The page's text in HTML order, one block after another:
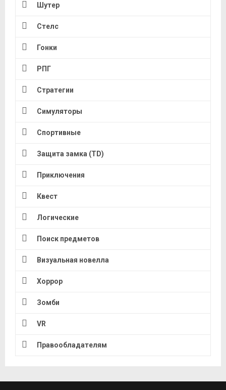
Шутер
Стелс
Гонки
РПГ
Стратегии
Симуляторы
Спортивные
Защита замка (TD)
Приключения
Квест
Логические
Поиск предметов
Визуальная новелла
Хоррор
Зомби
VR
Правообладателям